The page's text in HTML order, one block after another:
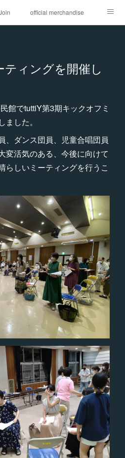
official merchandise
ィングを開催し
館でtuttiY第3期キックオフミ
した。
、ダンス団員、児童合唱団員
変活気のある、今後に向けて
らしいミーティングを行うこ